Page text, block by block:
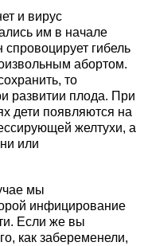
и вирус
им в начале
спровоцирует гибель
абортом.
то
развитии плода. При
дети появляются на
желтухи, а
или
мы
инфицирование
Если же вы
как забеременели,